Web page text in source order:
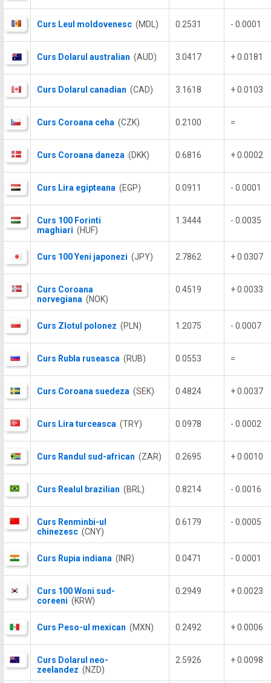
Curs Leul moldovenesc (MDL) 0.2531 - 0.0001
Curs Dolarul australian (AUD) 3.0417 + 0.0181
Curs Dolarul canadian (CAD) 3.1618 + 0.0103
Curs Coroana ceha (CZK) 0.2100 =
Curs Coroana daneza (DKK) 0.6816 + 0.0002
Curs Lira egipteana (EGP) 0.0911 - 0.0001
Curs 100 Forinti
maghiari (HUF)
1.3444 - 0.0035
Curs 100 Yeni japonezi (JPY) 2.7862 + 0.0307
Curs Coroana
norvegiana (NOK)
0.4519 + 0.0033
Curs Zlotul polonez (PLN) 1.2075 - 0.0007
Curs Rubla ruseasca (RUB) 0.0553 =
Curs Coroana suedeza (SEK) 0.4824 + 0.0037
Curs Lira turceasca (TRY) 0.0978 - 0.0002
Curs Randul sud-african (ZAR) 0.2695 + 0.0010
Curs Realul brazilian (BRL) 0.8214 - 0.0016
Curs Renminbi-ul
chinezesc (CNY)
0.6179 - 0.0005
Curs Rupia indiana (INR) 0.0471 - 0.0001
Curs 100 Woni sud-
coreeni (KRW)
0.2949 + 0.0023
Curs Peso-ul mexican (MXN) 0.2492 + 0.0006
Curs Dolarul neo-
zeelandez (NZD)
2.5926 + 0.0098